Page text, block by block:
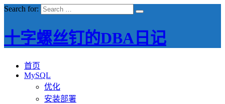
Search for:
十字螺丝钉的DBA日记
首页
MySQL
优化
安装部署